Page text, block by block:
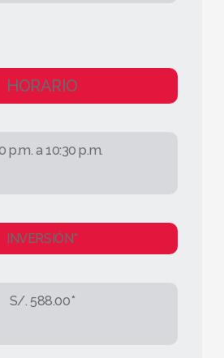
HORARIO
p.m. a 10:30 p.m.
INVERSIÓN*
S/. 588.00*